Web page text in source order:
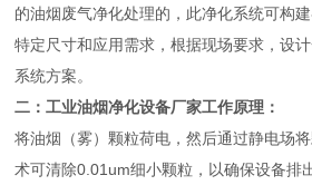
的油烟废气净化处理的，此净化系统可构
特定尺寸和应用需求，根据现场要求，设
系统方案。
二：工业油烟净化设备厂家工作原理：
将油烟（雾）颗粒荷电，然后通过静电场
术可清除0.01um细小颗粒，以确保设备排